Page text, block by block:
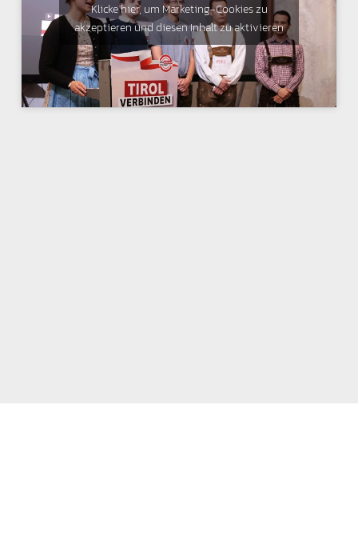
Klicke hier, um Marketing-Cookies zu
akzeptieren und diesen Inhalt zu aktivieren